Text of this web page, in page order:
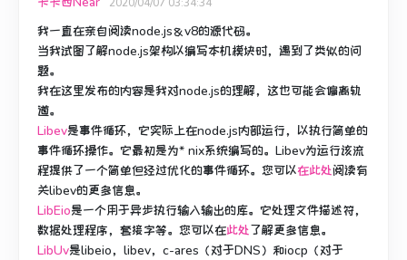
我一直在亲自阅读node.js＆v8的源代码。
当我试图了解node.js架构以编写本机模块时，遇到了类似的问
题。
我在这里发布的内容是我对node.js的理解，这也可能会偏离轨
道。
Libev是事件循环，它实际上在node.js内部运行，以执行简单的
事件循环操作。 它最初是为* nix系统编写的。 Libev为运行该流
程提供了一个简单但经过优化的事件循环。 您可以在此处阅读有
关libev的更多信息。
LibEio是一个用于异步执行输入输出的库。 它处理文件描述符，
数据处理程序，套接字等。您可以在此处了解更多信息。
LibUv是libeio，libev，c-ares（对于DNS）和iocp（对于